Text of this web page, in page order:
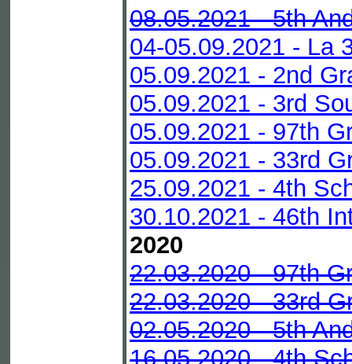
08.05.2021 - 5th
04-05.09.2021 - La
05.09.2021 - 2nd
05.09.2021 - 3rd
05.09.2021 - 97th
05.09.2021 - 33rd
25.09.2021 - 4th
30.10.2021 - 46th
2020
22.03.2020 - 97th
22.03.2020 - 33rd
02.05.2020 - 5th
16.05.2020 - 4th